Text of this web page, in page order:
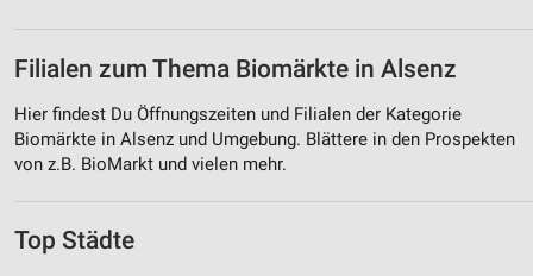
Filialen zum Thema Biomärkte in Alsenz
Hier findest Du Öffnungszeiten und Filialen der Kategorie
Biomärkte in Alsenz und Umgebung. Blättere in den Prospekten
von z.B. BioMarkt und vielen mehr.
Top Städte